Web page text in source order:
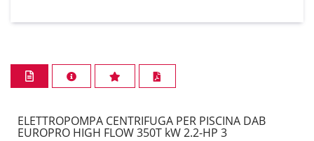
ELETTROPOMPA CENTRIFUGA PER PISCINA DAB
EUROPRO HIGH FLOW 350T kW 2.2-HP 3